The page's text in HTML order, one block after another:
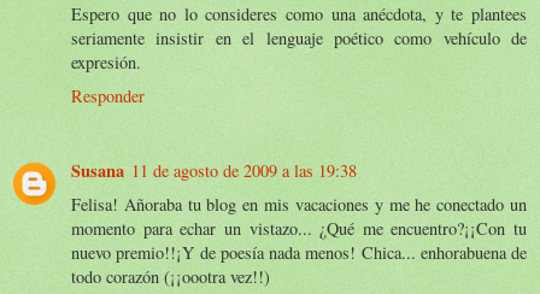
Espero que no lo consideres como una anécdota, y te plantees
seriamente insistir en el lenguaje poético como vehículo de
expresión.
Responder
Susana 11 de agosto de 2009 a las 19:38
Felisa! Añoraba tu blog en mis vacaciones y me he conectado un
momento para echar un vistazo... ¿Qué me encuentro?¡¡Con tu
nuevo premio!!¡Y de poesía nada menos! Chica... enhorabuena de
todo corazón (¡¡oootra vez!!)